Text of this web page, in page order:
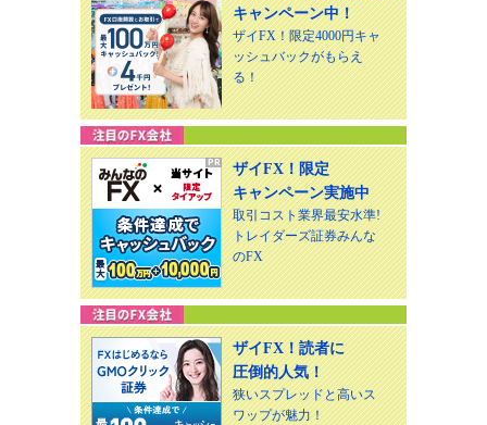
キャンペーン中！
ザイFX！限定4000円キャ
ッシュバックがもらえ
る！
ザイFX！限定
キャンペーン実施中
取引コスト業界最安水準!
トレイダーズ証券みんな
のFX
ザイFX！読者に
圧倒的人気！
狭いスプレッドと高いス
ワップが魅力！